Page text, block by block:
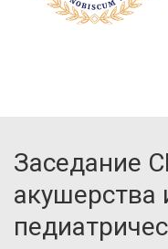
Заседание
акушерства